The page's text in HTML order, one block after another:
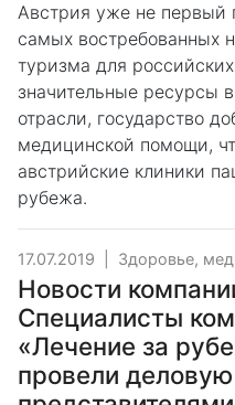
Австрия уже не первый
самых востребованных
туризма для
значительные ресурсы
отрасли, государство
медицинской помощи,
австрийские клиники
рубежа.
17.07.2019 Здоровье,
Новости
Специалисты
«Лечение за
провели